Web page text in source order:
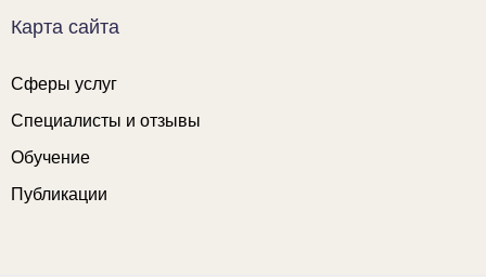
Карта сайта
Сферы услуг
Специалисты и отзывы
Обучение
Публикации